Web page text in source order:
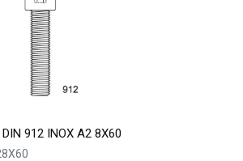
912 INOX A2 8X60